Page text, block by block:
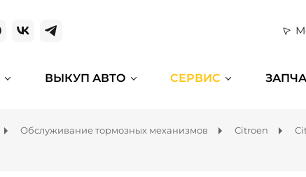
ВЫКУП АВТО СЕРВИС
Обслуживание тормозных механизмов Citroen